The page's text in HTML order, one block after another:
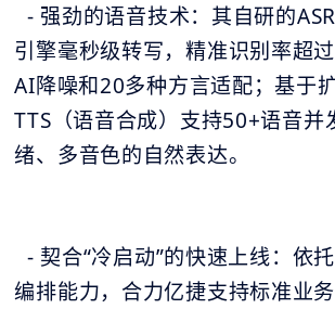
- 强劲的语音技术：其自研的
引擎毫秒级转写，精准识别率超
AI降噪和20多种方言适配；基于
TTS（语音合成）支持50+语音并
绪、多音色的自然表达。
- 契合“冷启动”的快速上线：依
编排能力，合力亿捷支持标准业